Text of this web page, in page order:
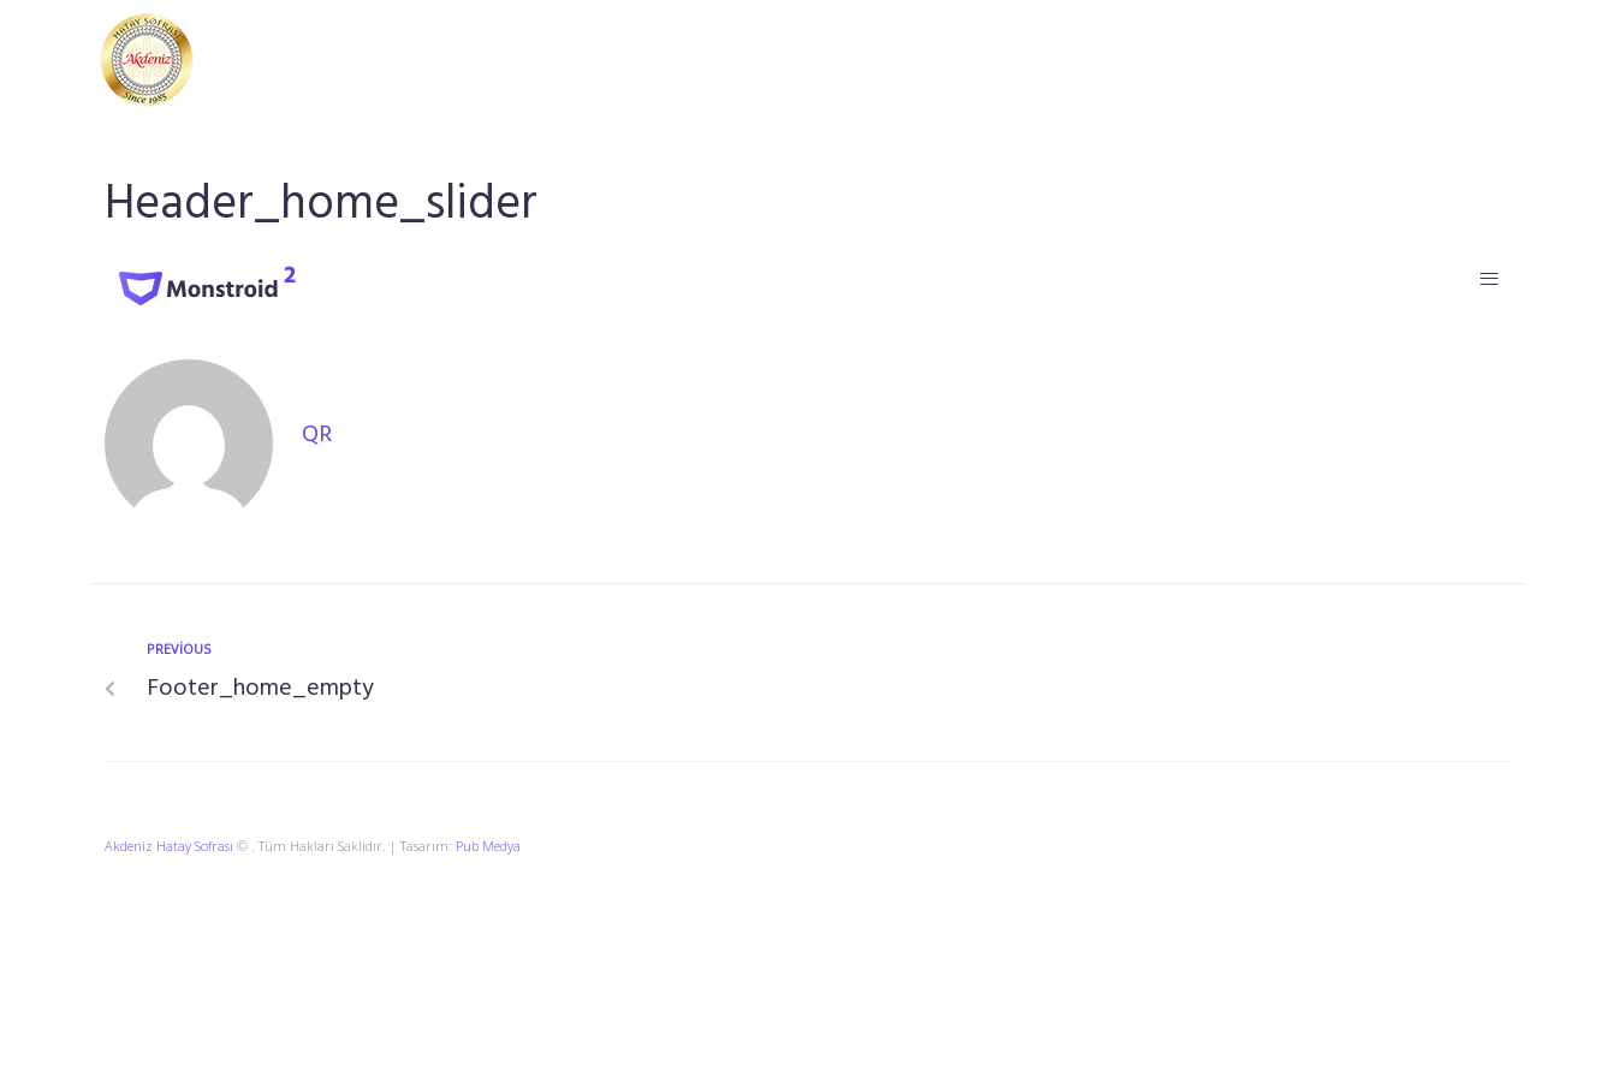
Header_home_slider
QR
PREVIOUS
Footer_home_empty
Akdeniz Hatay Sofrası © . Tüm Hakları Saklıdır. | Tasarım: Pub Medya